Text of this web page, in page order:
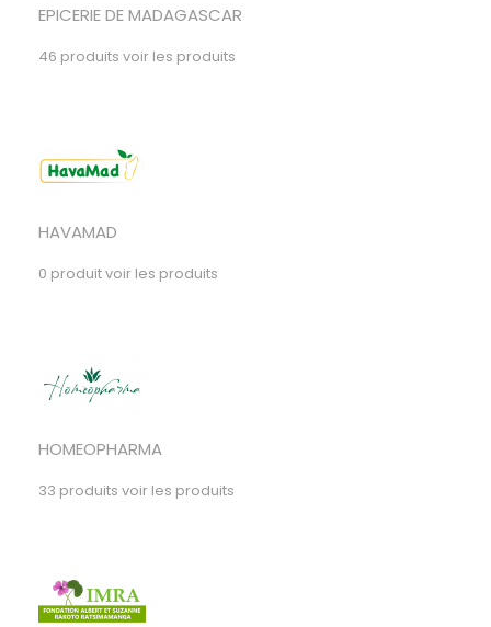
EPICERIE DE MADAGASCAR
46 produits voir les produits
HAVAMAD
0 produitvoir les produits
HOMEOPHARMA
33 produits voir les produits